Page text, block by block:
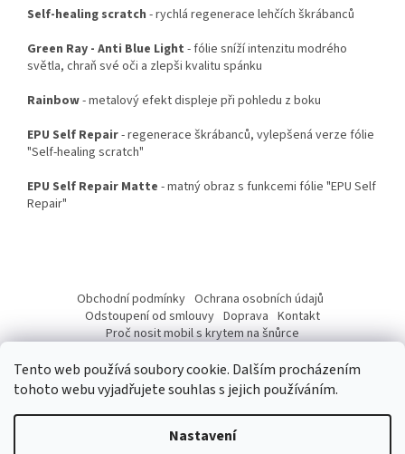
Tento web používá soubory cookie. Dalším procházením
tohoto webu vyjadřujete souhlas s jejich používáním.
Nastavení
Self-healing scratch - rychlá regenerace lehčích škrábanců
Green Ray - Anti Blue Light - fólie sníží intenzitu modrého
světla, chraň své oči a zlepši kvalitu spánku
Rainbow- metalový efekt displeje při pohledu z boku
EPU Self Repair- regenerace škrábanců, vylepšená verze fólie
"Self-healing scratch"
EPU Self Repair Matte - matný obraz s funkcemi fólie "EPU Self
Repair"
a
Obchodní podmínky Ochrana osobních údajů
Odstoupení od smlouvy Doprava Kontakt
Proč nosit mobil s krytem na šnůrce
Vytvořil Shoptet